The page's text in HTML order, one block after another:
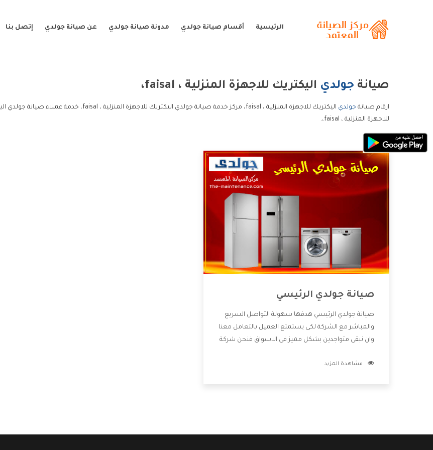
الرئيسية أقسام صيانة جولدي مدونة صيانة جولدي عن صيانة جولدي إتصل بنا
صيانة جولدي اليكتريك للاجهزة المنزلية ، faisal،
ارقام صيانة جولدي
للاجهزة المنزلية ، faisal،.
صيانة جولدي الرئيسي
صيانة جولدي الرئيسي هدفها سهولة التواصل السريع
والمباشر مع الشركة لكى يستمتع العميل بالتعامل معنا
وان نبقى متواجدين بشكل مميز فى الاسواق فنحن شركة
بالخدمات التى تنفرد الشركة بها والتى تكون منها خدمة
مشاهدة المزيد